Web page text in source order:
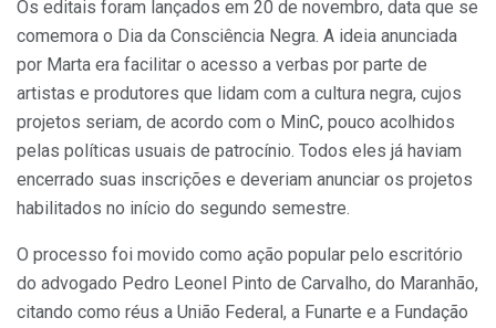
Os editais foram lançados em 20 de novembro, data que se
comemora o Dia da Consciência Negra. A ideia anunciada
por Marta era facilitar o acesso a verbas por parte de
artistas e produtores que lidam com a cultura negra, cujos
projetos seriam, de acordo com o MinC, pouco acolhidos
pelas políticas usuais de patrocínio. Todos eles já haviam
encerrado suas inscrições e deveriam anunciar os projetos
habilitados no início do segundo semestre.
O processo foi movido como ação popular pelo escritório
do advogado Pedro Leonel Pinto de Carvalho, do Maranhão,
citando como réus a União Federal, a Funarte e a Fundação